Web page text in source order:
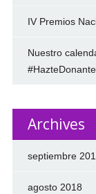
IV Premios
Nuestro
Archives
septiembre
agosto 2018